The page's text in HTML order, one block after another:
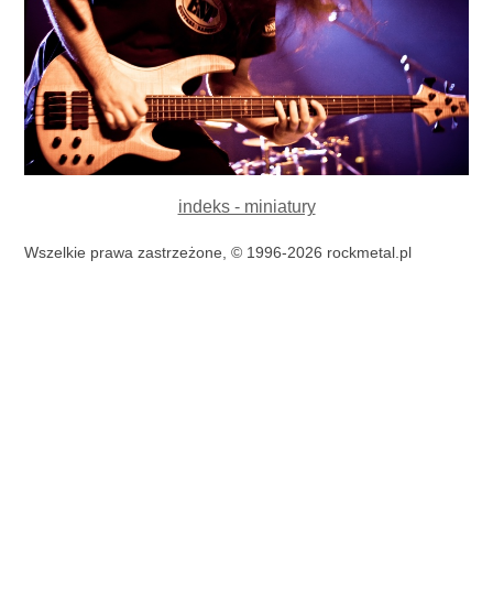
indeks - miniatury
Wszelkie prawa zastrzeżone, © 1996-2026 rockmetal.pl